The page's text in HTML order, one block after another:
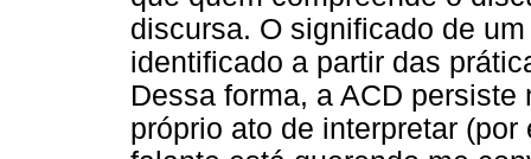
discursa. O significado de
identificado a partir das
Dessa forma, a ACD
próprio ato de interpretar